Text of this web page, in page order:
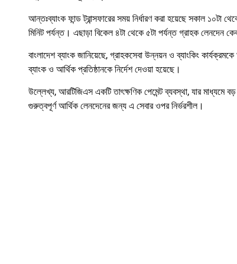
আন্তঃব্যাংক ফান্ড ট্রান্সফারের সময় নির্ধারণ করা হয়েছে সকাল ১০টা
মিনিট পর্যন্ত। এছাড়া বিকেল ৪টা থেকে ৫টা পর্যন্ত গ্রাহক লেনদেন
বাংলাদেশ ব্যাংক জানিয়েছে, গ্রাহকসেবা উন্নয়ন ও ব্যাংকিং
ব্যাংক ও আর্থিক প্রতিষ্ঠানকে নির্দেশ দেওয়া হয়েছে।
উল্লেখ্য, আরটিজিএস একটি তাৎক্ষণিক পেমেন্ট ব্যবস্থা, যার মাধ্যমে
গুরুত্বপূর্ণ আর্থিক লেনদেনের জন্য এ সেবার ওপর নির্ভরশীল।